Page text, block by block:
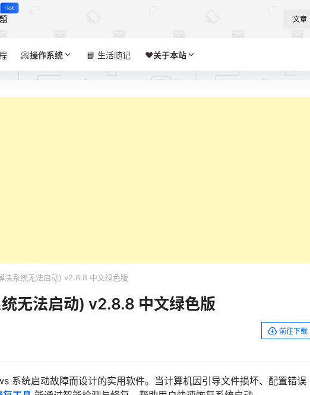
Hot
文章
📀操作系统 📘 生活随记 ❤️‍关于本站
决系统无法启动) v2.8.8 中文绿色版
无法启动) v2.8.8 中文绿色版
前往下载
系统启动故障而设计的实用软件。当计算机因引导文件损坏、配置错误